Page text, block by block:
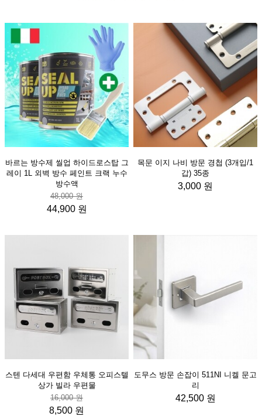
바르는 방수제 씰업 하이드로스탑 그
레이 1L 외벽 방수 페인트 크랙 누수
방수액
48,000 원
44,900 원
목문 이지 나비 방문 경첩 (3개입/1
갑) 35종
3,000 원
스텐 다세대 우편함 우체통 오피스텔
상가 빌라 우편물
16,000 원
8,500 원
도무스 방문 손잡이 511NI 니켈 문고
리
42,500 원